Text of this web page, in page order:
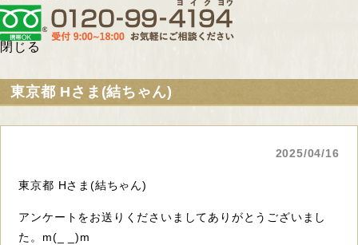
閉じる
東京都 Hさま(結ちゃん)
2025/04/16
東京都 Hさま(結ちゃん)
アンケートをお送りくださいましてありがとうございまし
た。m(_ _)m